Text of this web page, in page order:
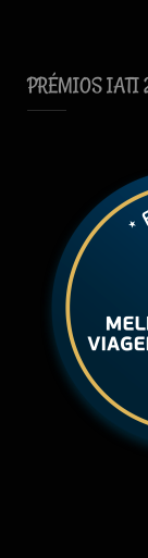
PRÉMIOS IATI